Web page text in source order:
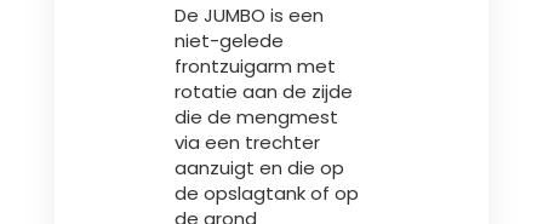
رسید ن
De JUMBO is een
niet-gelede
frontzuigarm met
rotatie aan de zijde
die de mengmest
via een trechter
aanzuigt en die op
de opslagtank of op
de grond